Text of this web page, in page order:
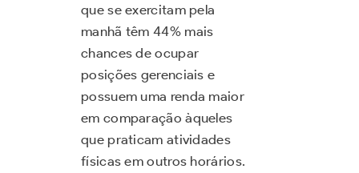
que se exercitam pela
manhã têm 44% mais
chances de ocupar
posições gerenciais e
possuem uma renda maior
em comparação àqueles
que praticam atividades
físicas em outros horários.